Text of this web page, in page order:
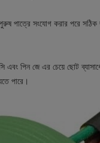
সংযোগ করার পরে সঠিক
পিন জে এর চেয়ে ছোট
পারে।